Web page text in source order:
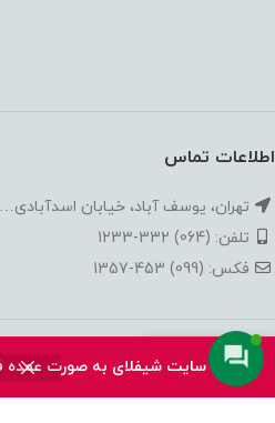
سایت شیفلای به صورت عمده
اطلاعات تماس
تهران، یوسف آباد، خیابان اسدآبادی…
تلفن: (064) 332-1233
فکس: (099) 453-1357
طراحی سایتوسئو سایتتوسط
علاقه مندی مقایسه
حساب کاربری من